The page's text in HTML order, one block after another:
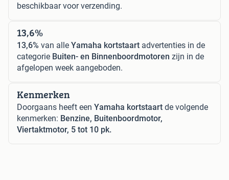
beschikbaar voor verzending.
13,6%
13,6% van alle Yamaha kortstaart advertenties in de
categorie Buiten- en Binnenboordmotoren zijn in de
afgelopen week aangeboden.
Kenmerken
Doorgaans heeft een Yamaha kortstaart de volgende
kenmerken: Benzine, Buitenboordmotor,
Viertaktmotor, 5 tot 10 pk.